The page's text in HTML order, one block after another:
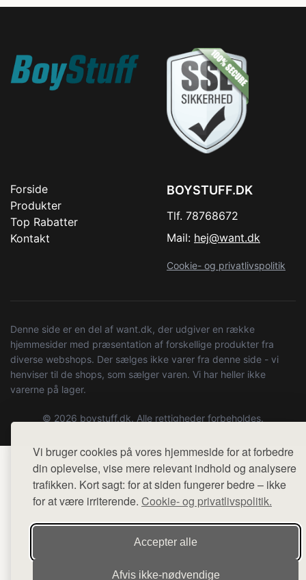
Vi bruger cookies på vores hjemmeside for at forbedre
din oplevelse, vise mere relevant indhold og analysere
trafikken. Kort sagt: for at siden fungerer bedre – ikke
for at være irriterende. Cookie- og privatlivspolitik.
Accepter alle
Afvis ikke‑nødvendige
Forside
Produkter
Top Rabatter
Kontakt
BOYSTUFF.DK
Tlf. 78768672
Mail: hej@want.dk
Cookie- og privatlivspolitik
Denne side er en del af want.dk, der udgiver en række
hjemmesider med præsentation af forskellige produkter fra
diverse webshops. Der sælges ikke varer fra denne side - vi
henviser til de shops, som sælger varen. Vi har heller ikke
varerne på lager.
© 2026 boystuff.dk. Alle rettigheder forbeholdes.